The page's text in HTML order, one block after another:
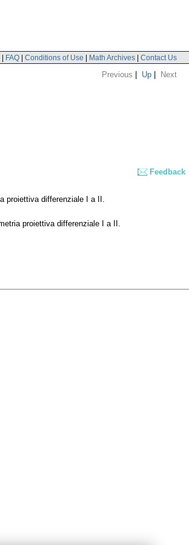
| FAQ | Conditions of Use | Math Archives | Contact Us
Previous | Up | Next
Feedback
proiettiva differenziale I a II.
proiettiva differenziale I a II.